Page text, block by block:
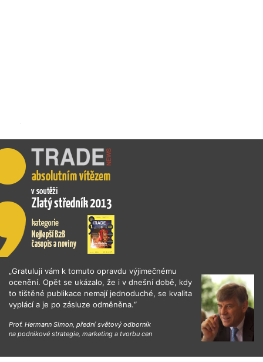
„Gratuluji vám k tomuto opravdu výjimečnému
ocenění. Opět se ukázalo, že i v dnešní době, kdy
to tištěné publikace nemají jednoduché, se kvalita
vyplácí a je po zásluze odměněna.“
Prof. Hermann Simon, přední světový odborník
na podnikové strategie, marketing a tvorbu cen